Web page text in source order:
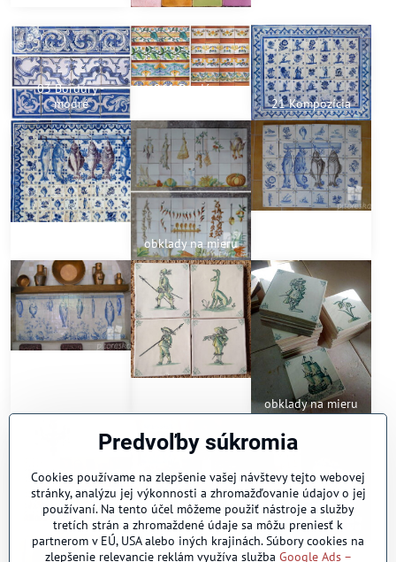
03 Bordúry -
modré
961 Bordúry -
21 Kompozícia
obklady na mieru
obklady na mieru
Predvoľby súkromia
Cookies používame na zlepšenie vašej návštevy tejto webovej
stránky, analýzu jej výkonnosti a zhromažďovanie údajov o jej
používaní. Na tento účel môžeme použiť nástroje a služby
tretích strán a zhromaždené údaje sa môžu preniesť k
partnerom v EÚ, USA alebo iných krajinách. Súbory cookies na
zlepšenie relevancie reklám využíva služba Google Ads –